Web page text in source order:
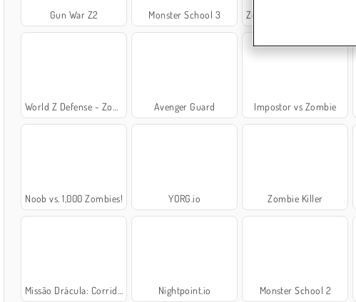
Gun War Z2 Monster School 3 Zombie Mission: 2 Player
World Z Defense - Zombie Defense Avenger Guard Impostor vs Zombie
Noob vs. 1,000 Zombies! YORG.io Zombie Killer
Missão Drácula: Corrida por Sangue Nightpoint.io Monster School 2